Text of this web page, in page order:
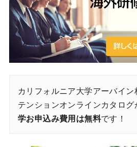
カリフォルニア大学アーバイン
テンションオンラインカタログ
学お申込み費用は無料です！